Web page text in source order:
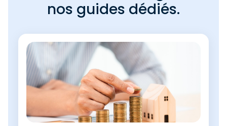
nos guides dédiés.